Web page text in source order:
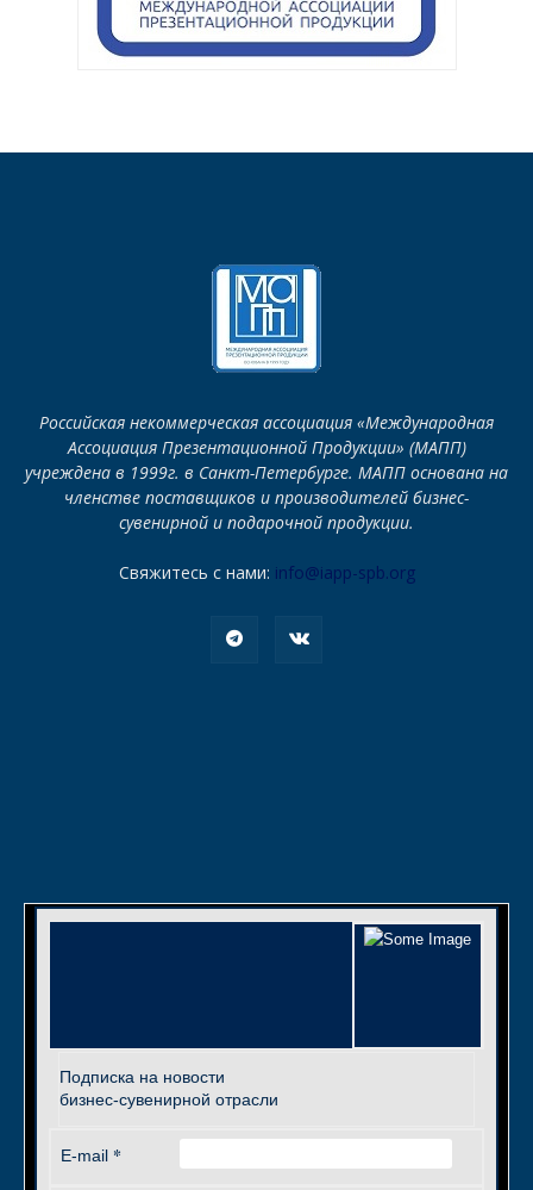
Российская некоммерческая ассоциация «Международная
Ассоциация Презентационной Продукции» (МАПП)
учреждена в 1999г. в Санкт-Петербурге. МАПП основана на
членстве поставщиков и производителей бизнес-
сувенирной и подарочной продукции.
Свяжитесь с нами: info@iapp-spb.org
Подписка на новости
бизнес-сувенирной отрасли
E-mail *